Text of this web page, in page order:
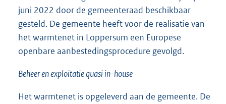
juni 2022 door de gemeenteraad beschikbaar
gesteld. De gemeente heeft voor de realisatie van
het warmtenet in Loppersum een Europese
openbare aanbestedingsprocedure gevolgd.
Beheer en exploitatie quasi in-house
Het warmtenet is opgeleverd aan de gemeente. De